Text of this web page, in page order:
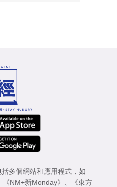
多個網站和應用程式，如
《NM+新Monday》
《東方